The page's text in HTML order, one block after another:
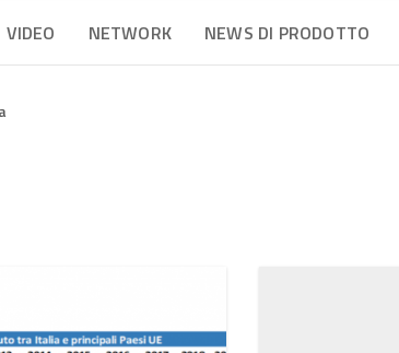
VIDEO NETWORK NEWS DI PRODOTTO